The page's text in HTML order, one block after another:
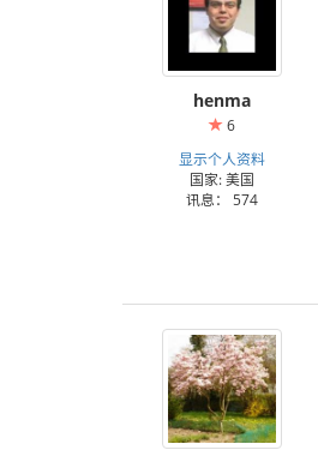
henma
6
显示个人资料
国家: 美国
讯息： 574